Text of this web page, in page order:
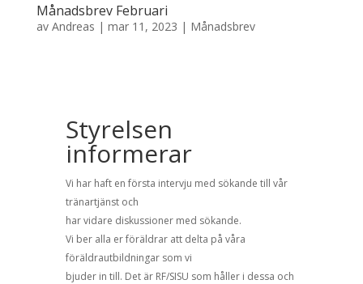
Månadsbrev Februari
av Andreas | mar 11, 2023 | Månadsbrev
Styrelsen
informerar
Vi har haft en första intervju med sökande till vår
tränartjänst och
har vidare diskussioner med sökande.
Vi ber alla er föräldrar att delta på våra
föräldrautbildningar som vi
bjuder in till. Det är RF/SISU som håller i dessa och